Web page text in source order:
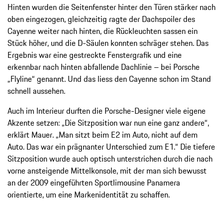
Hinten wurden die Seitenfenster hinter den Türen stärker nach
oben eingezogen, gleichzeitig ragte der Dachspoiler des
Cayenne weiter nach hinten, die Rückleuchten sassen ein
Stück höher, und die D-Säulen konnten schräger stehen. Das
Ergebnis war eine gestreckte Fenstergrafik und eine
erkennbar nach hinten abfallende Dachlinie – bei Porsche
„Flyline“ genannt. Und das liess den Cayenne schon im Stand
schnell aussehen.
Auch im Interieur durften die Porsche-Designer viele eigene
Akzente setzen: „Die Sitzposition war nun eine ganz andere“,
erklärt Mauer. „Man sitzt beim E2 im Auto, nicht auf dem
Auto. Das war ein prägnanter Unterschied zum E1.“ Die tiefere
Sitzposition wurde auch optisch unterstrichen durch die nach
vorne ansteigende Mittelkonsole, mit der man sich bewusst
an der 2009 eingeführten Sportlimousine Panamera
orientierte, um eine Markenidentität zu schaffen.